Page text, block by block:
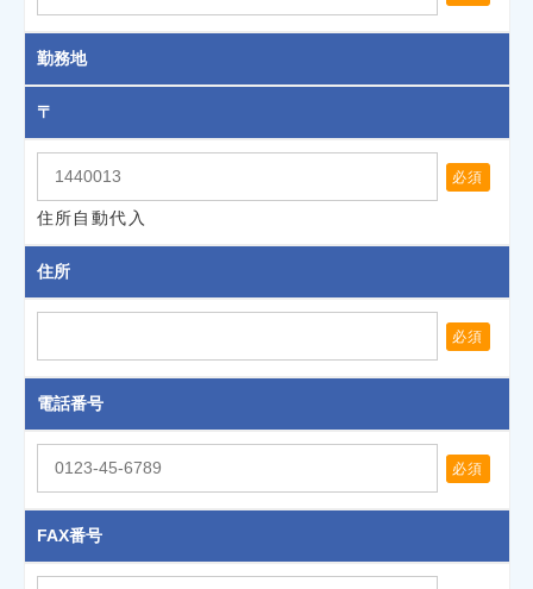
勤務地
〒
必須
住所自動代入
住所
必須
電話番号
必須
FAX番号